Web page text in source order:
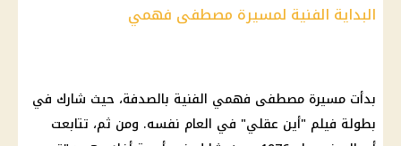
البداية الفنية لمسيرة مصطفى فهمي
بدأت مسيرة مصطفى فهمي الفنية بالصدفة، حيث شارك في
بطولة فيلم "أين عقلي" في العام نفسه. ومن ثم، تتابعت